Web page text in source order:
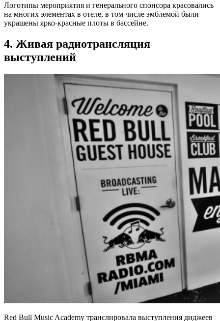
Логотипы мероприятия и генерального спонсора красовались
на многих элементах в отеле, в том числе эмблемой были
украшены ярко-красные плоты в бассейне.
4. Живая радиотрансляция
выступлений
Red Bull Music Academy транслировала выступления диджеев